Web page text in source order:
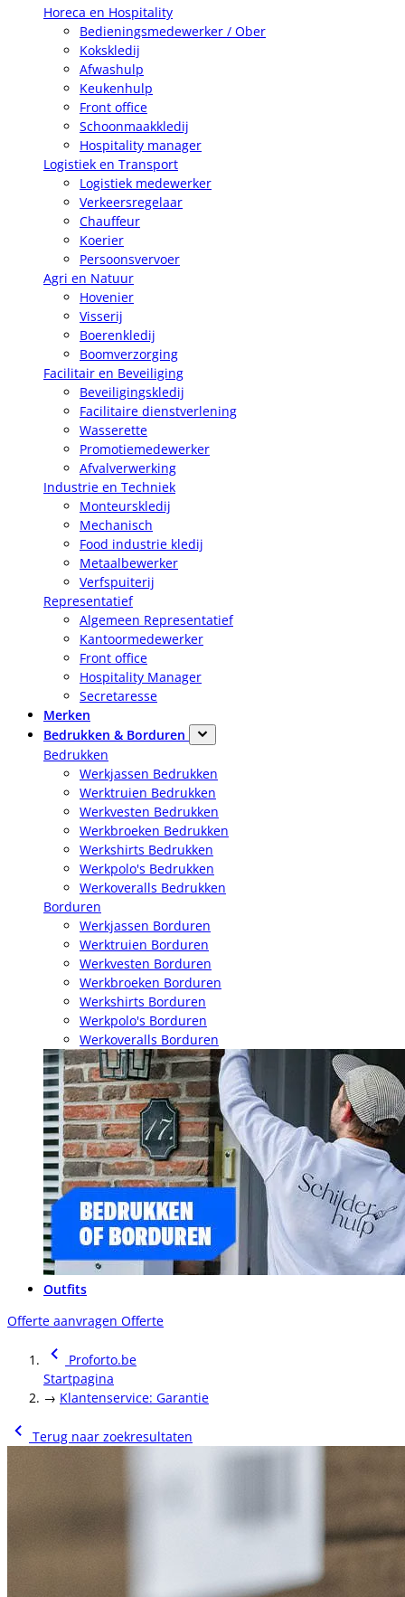
Horeca en Hospitality
Bedieningsmedewerker / Ober
Kokskledij
Afwashulp
Keukenhulp
Front office
Schoonmaakkledij
Hospitality manager
Logistiek en Transport
Logistiek medewerker
Verkeersregelaar
Chauffeur
Koerier
Persoonsvervoer
Agri en Natuur
Hovenier
Visserij
Boerenkledij
Boomverzorging
Facilitair en Beveiliging
Beveiligingskledij
Facilitaire dienstverlening
Wasserette
Promotiemedewerker
Afvalverwerking
Industrie en Techniek
Monteurskledij
Mechanisch
Food industrie kledij
Metaalbewerker
Verfspuiterij
Representatief
Algemeen Representatief
Kantoormedewerker
Front office
Hospitality Manager
Secretaresse
Merken
Bedrukken & Borduren
Bedrukken
Werkjassen Bedrukken
Werktruien Bedrukken
Werkvesten Bedrukken
Werkbroeken Bedrukken
Werkshirts Bedrukken
Werkpolo's Bedrukken
Werkoveralls Bedrukken
Borduren
Werkjassen Borduren
Werktruien Borduren
Werkvesten Borduren
Werkbroeken Borduren
Werkshirts Borduren
Werkpolo's Borduren
Werkoveralls Borduren
Outfits
Offerte aanvragen Offerte
Proforto.be
Startpagina
→ Klantenservice: Garantie
Terug naar zoekresultaten